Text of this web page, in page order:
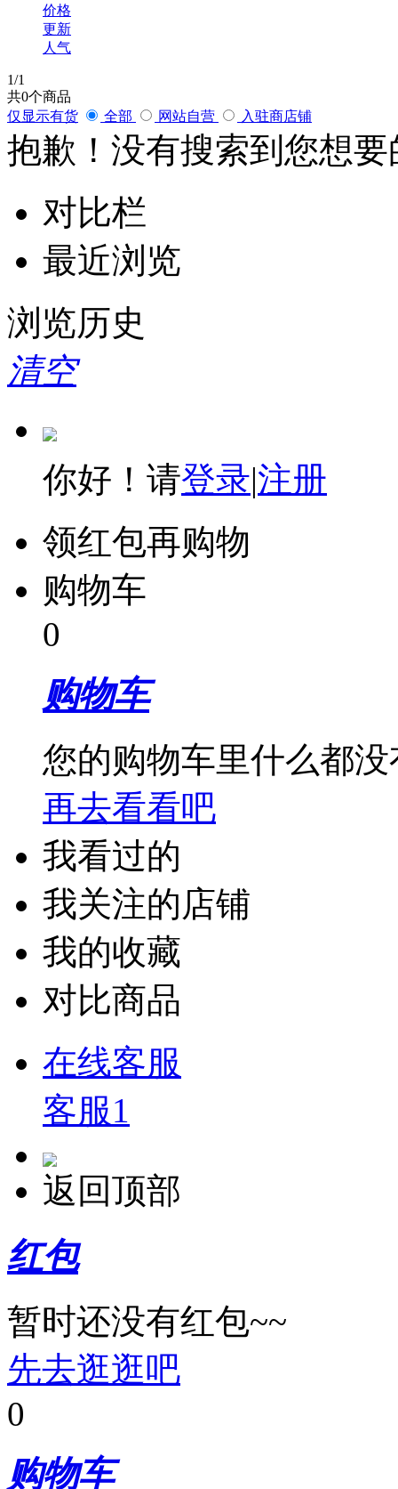
价格
更新
人气
1/1
共0个商品
仅显示有货
全部 网站自营 入驻商店铺
抱歉！没有搜索到您想
对比栏
最近浏览
浏览历史
清空
你好！请登录|注册
领红包再购物
购物车
0
购物车
您的购物车里什么都没
再去看看吧
我看过的
我关注的店铺
我的收藏
对比商品
在线客服
客服1
返回顶部
红包
暂时还没有红包~~
先去逛逛吧
0
购物车